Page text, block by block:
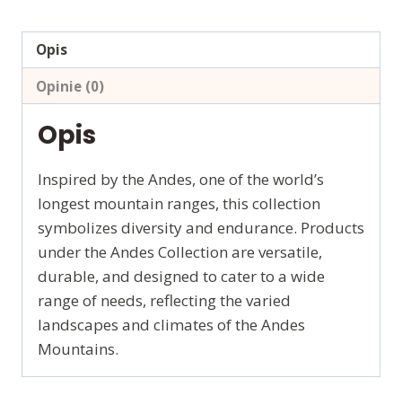
Opis
Opinie (0)
Opis
Inspired by the Andes, one of the world’s
longest mountain ranges, this collection
symbolizes diversity and endurance. Products
under the Andes Collection are versatile,
durable, and designed to cater to a wide
range of needs, reflecting the varied
landscapes and climates of the Andes
Mountains.